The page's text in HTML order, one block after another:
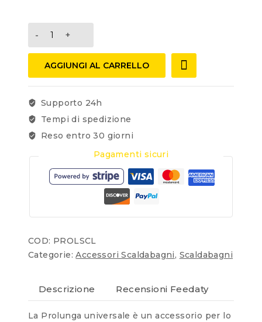
AGGIUNGI AL CARRELLO
Supporto 24h
Tempi di spedizione
Reso entro 30 giorni
Pagamenti sicuri
COD: PROLSCL
Categorie:Accessori Scaldabagni, Scaldabagni
Descrizione Recensioni Feedaty
La Prolunga universale è un accessorio per lo